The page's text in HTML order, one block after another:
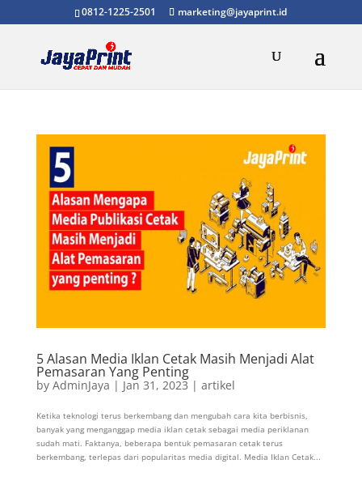
0812-1225-2501 marketing@jayaprint.id
5 Alasan Media Iklan Cetak Masih Menjadi Alat
Pemasaran Yang Penting
by AdminJaya | Jan 31, 2023 | artikel
Ketika teknologi terus berkembang dan mengubah cara kita berbisnis,
banyak yang menganggap media iklan cetak sebagai media periklanan
sudah mati. Faktanya, beberapa bentuk pemasaran cetak terus
berkembang, terlepas dari popularitas media digital. Media Iklan Cetak...